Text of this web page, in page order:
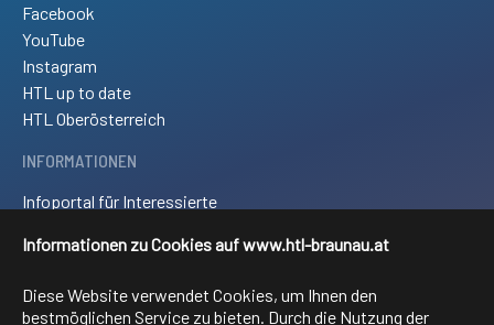
Informationen zu Cookies auf www.htl-braunau.at
Diese Website verwendet Cookies, um Ihnen den
bestmöglichen Service zu bieten. Durch die Nutzung der
Facebook
YouTube
Instagram
HTL up to date
HTL Oberösterreich
INFORMATIONEN
Infoportal für Interessierte
Downloads
Sitemap